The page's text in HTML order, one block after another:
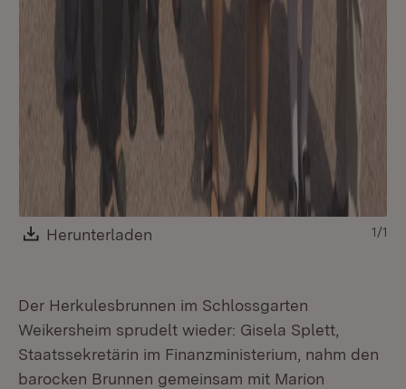
Download:
Herunterladen 1/1
Der Herkulesbrunnen im Schlossgarten
Weikersheim sprudelt wieder: Gisela Splett,
Staatssekretärin im Finanzministerium, nahm den
barocken Brunnen gemeinsam mit Marion